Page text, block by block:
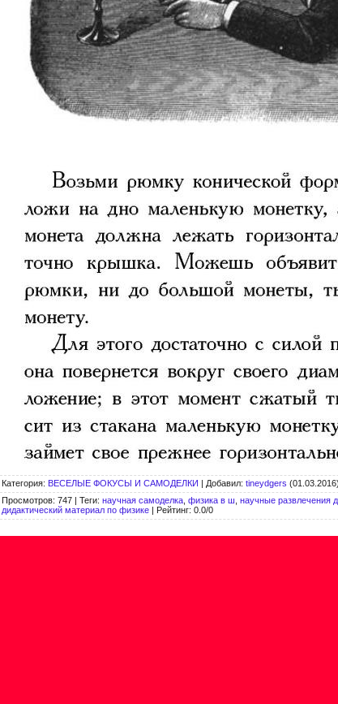
Категория: ВЕСЕЛЫЕ ФОКУСЫ И САМОДЕЛКИ | Добавил: tineydgers (01.03.2016)
Просмотров: 747 | Теги: научная самоделка физика в ш научные развлечения
дидактический материал по физике | Рейтинг: 0.0/0